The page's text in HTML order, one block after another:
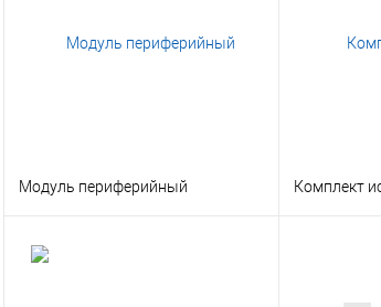
Модуль периферийный Комплект